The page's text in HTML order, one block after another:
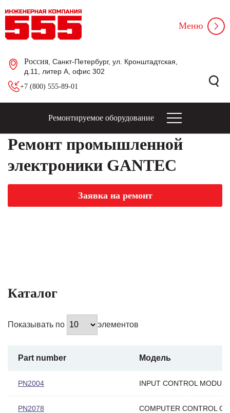
Россия , Санкт-Петербург, ул. Кронштадтская,
д.11, литер А, офис 302
+7 (800) 555-89-01
Меню
Ремонтируемое оборудование
Ремонт промышленной
электроники GANTEC
Заявка на ремонт
Каталог
Показывать по элементов
Part number Модель
PN2004 INPUT CONTROL MODULE
PN2078 COMPUTER CONTROL